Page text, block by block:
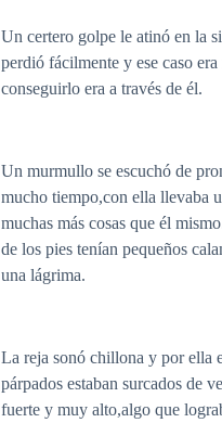
Un certero golpe le atinó en la
perdió fácilmente y ese caso
conseguirlo era a través de él.
Un murmullo se escuchó de
mucho tiempo,con ella llevaba
muchas más cosas que él
de los pies tenían pequeños
una lágrima.
La reja sonó chillona y por ella
párpados estaban surcados de
fuerte y muy alto,algo que